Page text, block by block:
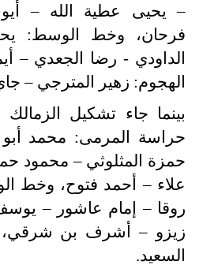
– يحيى عطية الله –
فرحان، وخط الوسط:
الداودي - رضا الجعدي –
الهجوم: زهير المترجي –
بينما جاء تشكيل الزمالك
حراسة المرمى: محمد
حمزة المثلوثي – محمود
علاء – أحمد فتوح، وخط
روقا – إمام عاشور –
زيزو – أشرف بن شرقي،
السعيد.